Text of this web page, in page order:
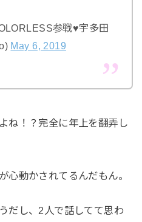
参戦♥️宇多田
May 6, 2019
ね！？完全に年上を翻弄し
心動かされてるんだもん。
だし、2人で話してて思わ